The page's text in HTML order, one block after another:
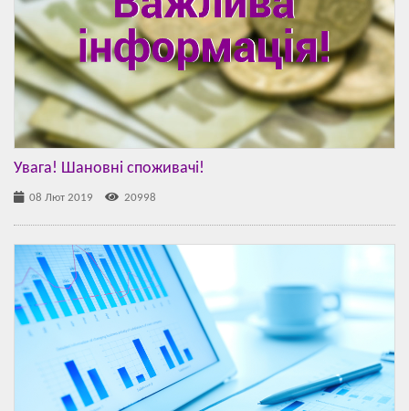
Увага! Шановні споживачі!
08 Лют 2019 20998